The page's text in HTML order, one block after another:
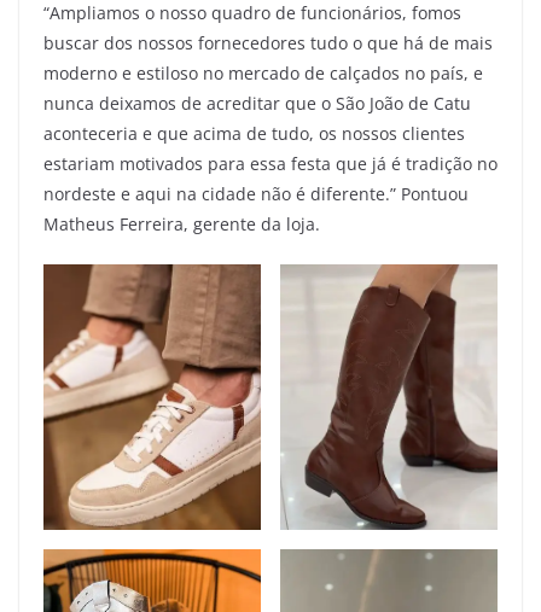
“Ampliamos o nosso quadro de funcionários, fomos
buscar dos nossos fornecedores tudo o que há de mais
moderno e estiloso no mercado de calçados no país, e
nunca deixamos de acreditar que o São João de Catu
aconteceria e que acima de tudo, os nossos clientes
estariam motivados para essa festa que já é tradição no
nordeste e aqui na cidade não é diferente.” Pontuou
Matheus Ferreira, gerente da loja.